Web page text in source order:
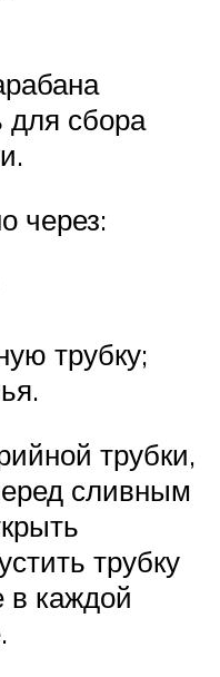
для сбора
через:
трубку;
трубки,
сливным
трубку
в каждой